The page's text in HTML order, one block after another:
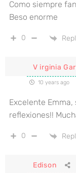
Como siempre
Beso enorme
0
V irginia
10 years ago
Excelente
reflexiones!!
0
Edison